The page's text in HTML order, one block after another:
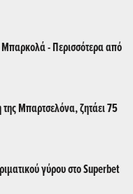
Μπαρκολά - Περισσότερα από
Μπαρτσελόνα, ζητάει 75
γύρου στο Superbet